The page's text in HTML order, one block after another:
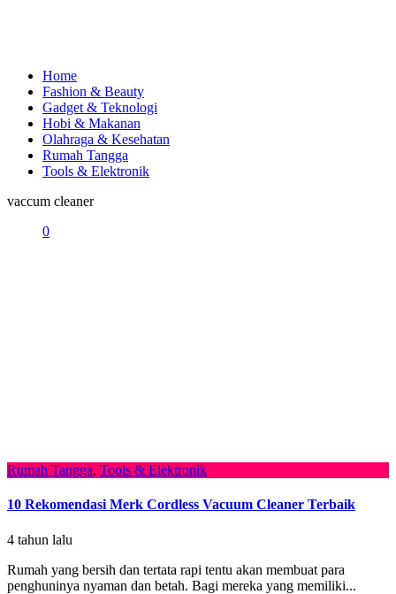
Home
Fashion & Beauty
Gadget & Teknologi
Hobi & Makanan
Olahraga & Kesehatan
Rumah Tangga
Tools & Elektronik
vaccum cleaner
0
Rumah Tangga, Tools & Elektronik
10 Rekomendasi Merk Cordless Vacuum Cleaner Terbaik
4 tahun lalu
Rumah yang bersih dan tertata rapi tentu akan membuat para
penghuninya nyaman dan betah. Bagi mereka yang memiliki...